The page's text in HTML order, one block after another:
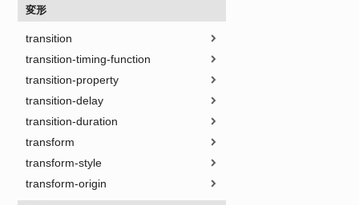
変形
transition
transition-timing-function
transition-property
transition-delay
transition-duration
transform
transform-style
transform-origin